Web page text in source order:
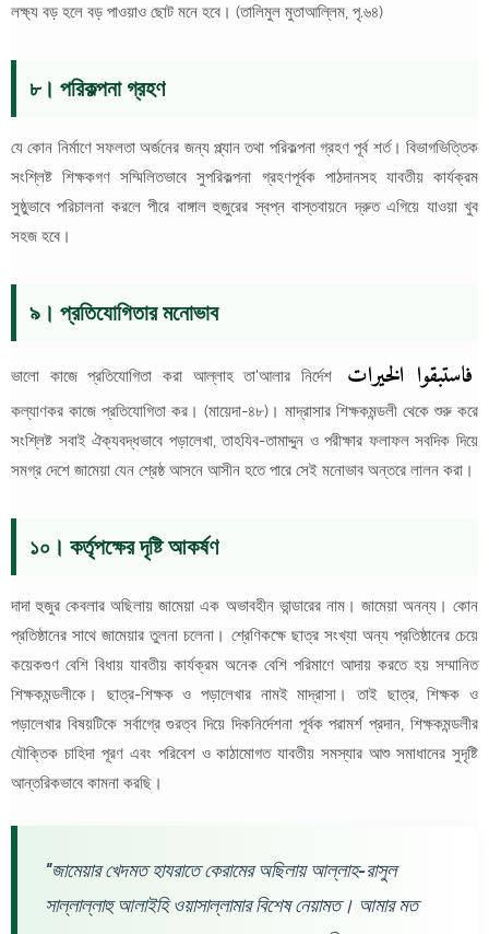
লক্ষ্য বড় হলে বড় পাওয়াও ছোট মনে হবে। (তালিমুল মুতাআল্লিম, পৃ.৬৪)
৮। পরিকল্পনা গ্রহণ
যে কোন নির্মাণে সফলতা অর্জনের জন্য প্ল্যান তথা পরিকল্পনা গ্রহণ পূর্ব শর্ত। বিভাগভিত্তিক
সংশ্লিষ্ট শিক্ষকগণ সম্মিলিতভাবে সুপরিকল্পনা গ্রহণপূর্বক পাঠদানসহ যাবতীয় কার্যক্রম
সুষ্ঠুভাবে পরিচালনা করলে পীরে বাঙ্গাল হুজুরের স্বপ্ন বাস্তবায়নে দ্রুত এগিয়ে যাওয়া খুব
সহজ হবে।
৯। প্রতিযোগিতার মনোভাব
ভালো কাজে প্রতিযোগিতা করা আল্লাহ তা'আলার নির্দেশ فاستبقوا الخيرات
কল্যাণকর কাজে প্রতিযোগিতা কর। (মায়েদা-৪৮)। মাদ্রাসার শিক্ষকমন্ডলী থেকে শুরু করে
সংশ্লিষ্ট সবাই ঐক্যবদ্ধভাবে পড়ালেখা, তাহযিব-তামাদ্দুন ও পরীক্ষার ফলাফল সবদিক দিয়ে
সমগ্র দেশে জামেয়া যেন শ্রেষ্ঠ আসনে আসীন হতে পারে সেই মনোভাব অন্তরে লালন করা।
১০। কর্তৃপক্ষের দৃষ্টি আকর্ষণ
দাদা হুজুর কেবলার অছিলায় জামেয়া এক অভাবহীন ভান্ডারের নাম। জামেয়া অনন্য। কোন
প্রতিষ্ঠানের সাথে জামেয়ার তুলনা চলেনা। শ্রেণিকক্ষে ছাত্র সংখ্যা অন্য প্রতিষ্ঠানের চেয়ে
কয়েকগুণ বেশি বিধায় যাবতীয় কার্যক্রম অনেক বেশি পরিমাণে আদায় করতে হয় সম্মানিত
শিক্ষকমন্ডলীকে। ছাত্র-শিক্ষক ও পড়ালেখার নামই মাদ্রাসা। তাই ছাত্র, শিক্ষক ও
পড়ালেখার বিষয়টিকে সর্বাগ্রে গুরত্ব দিয়ে দিকনির্দেশনা পূর্বক পরামর্শ প্রদান, শিক্ষকমন্ডলীর
যৌক্তিক চাহিদা পূরণ এবং পরিবেশ ও কাঠামোগত যাবতীয় সমস্যার আশু সমাধানের সুদৃষ্টি
আন্তরিকভাবে কামনা করছি।
"জামেয়ার খেদমত হাযরাতে কেরামের অছিলায় আল্লাহ-রাসুল
সাল্লাল্লাহু আলাইহি ওয়াসাল্লামার বিশেষ নেয়ামত। আমার মত